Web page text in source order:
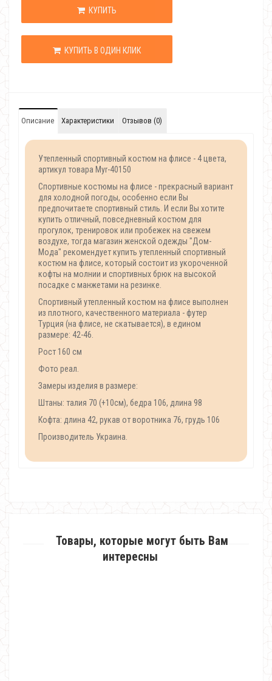
КУПИТЬ
КУПИТЬ В ОДИН КЛИК
Описание Характеристики Отзывов (0)
Утепленный спортивный костюм на флисе - 4 цвета,
артикул товара Myr-40150
Спортивные костюмы на флисе - прекрасный вариант
для холодной погоды, особенно если Вы
предпочитаете спортивный стиль. И если Вы хотите
купить отличный, повседневный костюм для
прогулок, тренировок или пробежек на свежем
воздухе, тогда магазин женской одежды "Дом-
Мода" рекомендует купить утепленный спортивный
костюм на флисе, который состоит из укороченной
кофты на молнии и спортивных брюк на высокой
посадке с манжетами на резинке.
Спортивный утепленный костюм на флисе выполнен
из плотного, качественного материала - футер
Турция (на флисе, не скатывается), в едином
размере: 42-46.
Рост 160 см
Фото реал.
Замеры изделия в размере:
Штаны: талия 70 (+10см), бедра 106, длина 98
Кофта: длина 42, рукав от воротника 76, грудь 106
Производитель Украина.
Товары, которые могут быть Вам
интересны